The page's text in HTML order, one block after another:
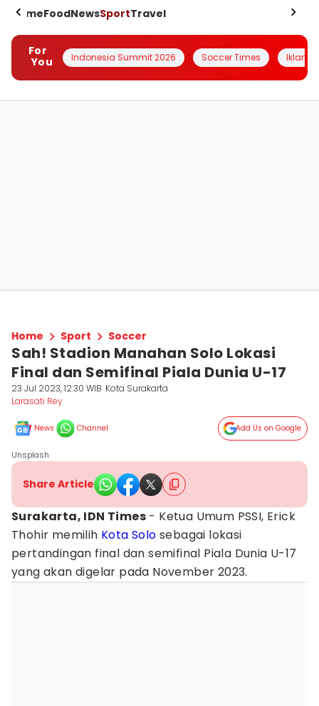
HomeFoodNewsSportTravel
For
You
Indonesia Summit 2026 Soccer Times Iklanin
Home Sport Soccer
Sah! Stadion Manahan Solo Lokasi
Final dan Semifinal Piala Dunia U-17
23 Jul 2023, 12:30 WIB Kota Surakarta
Larasati Rey
News Channel Add Us on Google
Unsplash
Share Article
Surakarta, IDN Times - Ketua Umum PSSI, Erick
Thohir memilih Kota Solo sebagai lokasi
pertandingan final dan semifinal Piala Dunia U-17
yang akan digelar pada November 2023.